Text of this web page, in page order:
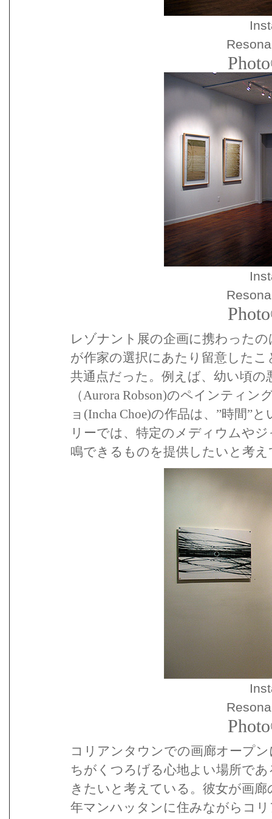
レゾナント展の企画に携わった
が作家の選択にあたり留意した
共通点だった。例えば、幼い頃
（Aurora Robson)のペインティ
ョ(Incha Choe)の作品は、”時間”
リーでは、特定のメディウムや
鳴できるものを提供したいと考
コリアンタウンでの画廊オープ
ちがくつろげる心地よい場所で
きたいと考えている。彼女が画
年マンハッタンに住みながらコ